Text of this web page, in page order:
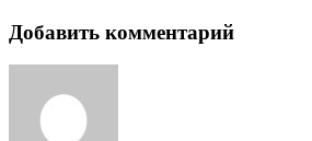
Добавить комментарий